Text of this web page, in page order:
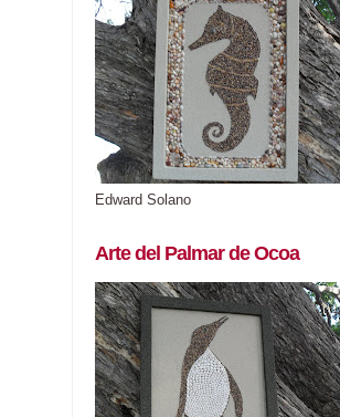
Edward Solano
Arte del Palmar de Ocoa